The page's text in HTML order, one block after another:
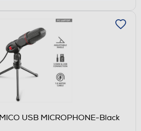
USB MICROPHONE-Black